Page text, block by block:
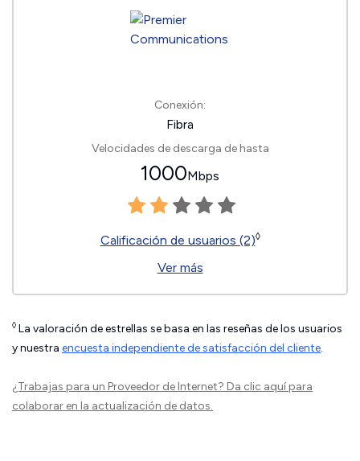
Conexión:
Fibra
Velocidades de descarga de hasta
1000Mbps
Calificación de usuarios (2)◊
Ver más
◊ La valoración de estrellas se basa en las reseñas de los usuarios
y nuestra encuesta independiente de satisfacción del cliente.
¿Trabajas para un Proveedor de Internet? Da clic aquípara
colaborar en la actualización de datos.